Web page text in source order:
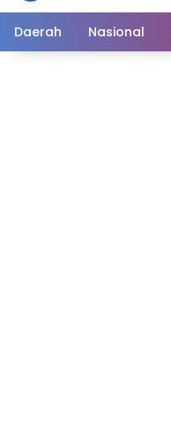
Daerah Nasional